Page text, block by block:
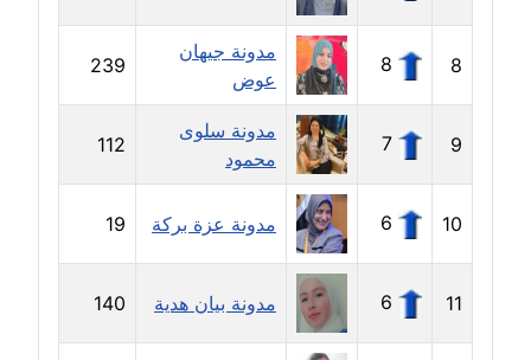
مدونة تسنيم فضالي
عاملة
مدونة ثائر دالي
عاملة
مدونة جاد كريم
عاملة
مدونة جلال الخطيب
عاملة
8
8
مدونة جيهان
عوض
239
9
7
مدونة سلوى
محمود
112
10
6 مدونة عزة بركة 19
11
6 مدونة بيان هدية 140